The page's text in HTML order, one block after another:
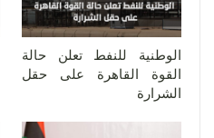
الوطنية للنفط تعلن حالة
القوة القاهرة على حقل
الشرارة